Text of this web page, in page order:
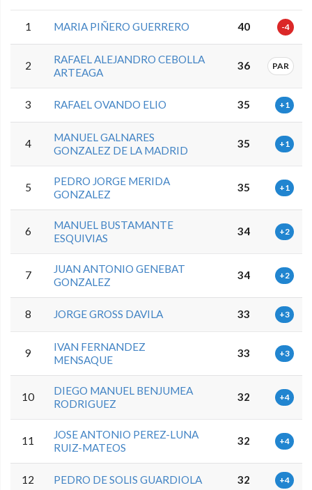
1 MARIA PIÑERO GUERRERO 40 -4
2
RAFAEL ALEJANDRO CEBOLLA
ARTEAGA
36 PAR
3 RAFAEL OVANDO ELIO 35 +1
4
MANUEL GALNARES
GONZALEZ DE LA MADRID
35 +1
5
PEDRO JORGE MERIDA
GONZALEZ
35 +1
6
MANUEL BUSTAMANTE
ESQUIVIAS
34 +2
7
JUAN ANTONIO GENEBAT
GONZALEZ
34 +2
8 JORGE GROSS DAVILA 33 +3
9
IVAN FERNANDEZ
MENSAQUE
33 +3
10
DIEGO MANUEL BENJUMEA
RODRIGUEZ
32 +4
11
JOSE ANTONIO PEREZ-LUNA
RUIZ-MATEOS
32 +4
12 PEDRO DE SOLIS GUARDIOLA 32 +4